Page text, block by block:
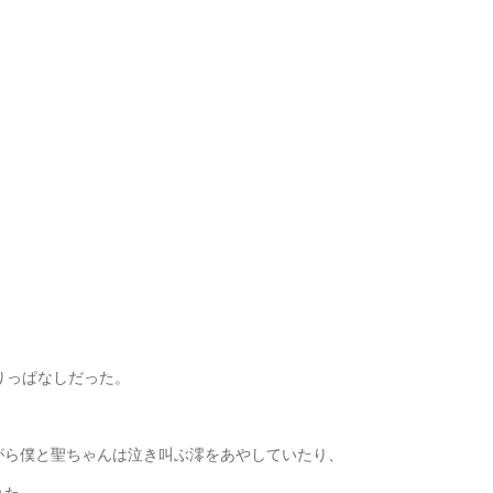
ぱなしだった。
僕と聖ちゃんは泣き叫ぶ澪をあやしていたり、